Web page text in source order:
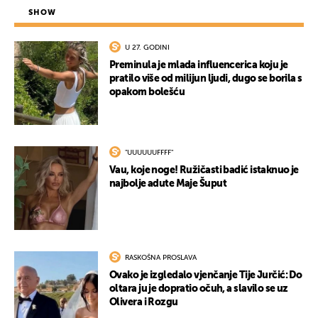
SHOW
U 27. GODINI
Preminula je mlada influencerica koju je
pratilo više od milijun ljudi, dugo se borila s
opakom bolešću
"UUUUUUFFFF"
Vau, koje noge! Ružičasti badić istaknuo je
najbolje adute Maje Šuput
RASKOŠNA PROSLAVA
Ovako je izgledalo vjenčanje Tije Jurčić: Do
oltara ju je dopratio očuh, a slavilo se uz
Olivera i Rozgu